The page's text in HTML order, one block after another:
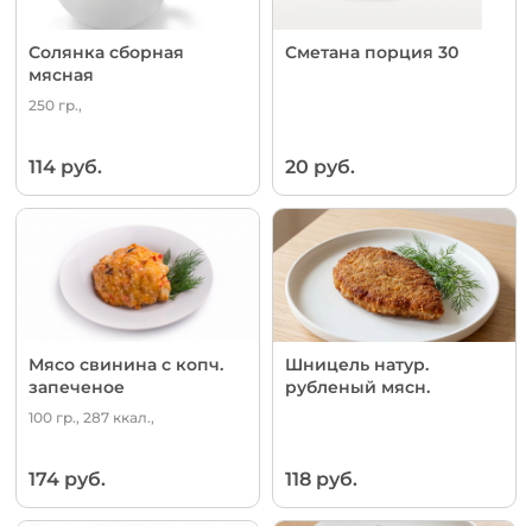
Солянка сборная
мясная
250 гр.,
114 руб.
Сметана порция 30
20 руб.
Мясо свинина с копч.
запеченое
100 гр., 287 ккал.,
174 руб.
Шницель натур.
рубленый мясн.
118 руб.